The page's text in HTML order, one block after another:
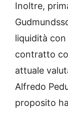
Inoltre,
liquidità con
contratto
attuale
Alfredo
proposito